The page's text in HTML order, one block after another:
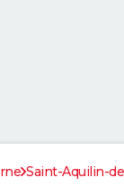
Saint-Aquilin-